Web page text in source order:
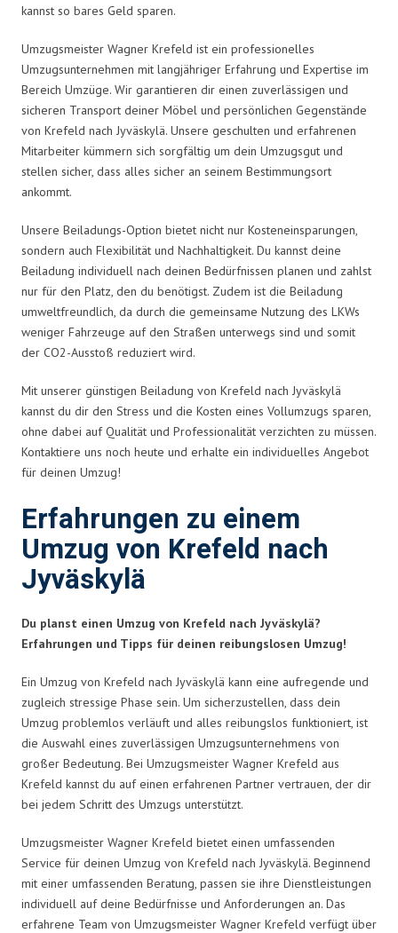
kannst so bares Geld sparen.
Umzugsmeister Wagner Krefeld ist ein professionelles
Umzugsunternehmen mit langjähriger Erfahrung und Expertise im
Bereich Umzüge. Wir garantieren dir einen zuverlässigen und
sicheren Transport deiner Möbel und persönlichen Gegenstände
von Krefeld nach Jyväskylä. Unsere geschulten und erfahrenen
Mitarbeiter kümmern sich sorgfältig um dein Umzugsgut und
stellen sicher, dass alles sicher an seinem Bestimmungsort
ankommt.
Unsere Beiladungs-Option bietet nicht nur Kosteneinsparungen,
sondern auch Flexibilität und Nachhaltigkeit. Du kannst deine
Beiladung individuell nach deinen Bedürfnissen planen und zahlst
nur für den Platz, den du benötigst. Zudem ist die Beiladung
umweltfreundlich, da durch die gemeinsame Nutzung des LKWs
weniger Fahrzeuge auf den Straßen unterwegs sind und somit
der CO2-Ausstoß reduziert wird.
Mit unserer günstigen Beiladung von Krefeld nach Jyväskylä
kannst du dir den Stress und die Kosten eines Vollumzugs sparen,
ohne dabei auf Qualität und Professionalität verzichten zu müssen.
Kontaktiere uns noch heute und erhalte ein individuelles Angebot
für deinen Umzug!
Erfahrungen zu einem
Umzug von Krefeld nach
Jyväskylä
Du planst einen Umzug von Krefeld nach Jyväskylä?
Erfahrungen und Tipps für deinen reibungslosen Umzug!
Ein Umzug von Krefeld nach Jyväskylä kann eine aufregende und
zugleich stressige Phase sein. Um sicherzustellen, dass dein
Umzug problemlos verläuft und alles reibungslos funktioniert, ist
die Auswahl eines zuverlässigen Umzugsunternehmens von
großer Bedeutung. Bei Umzugsmeister Wagner Krefeld aus
Krefeld kannst du auf einen erfahrenen Partner vertrauen, der dir
bei jedem Schritt des Umzugs unterstützt.
Umzugsmeister Wagner Krefeld bietet einen umfassenden
Service für deinen Umzug von Krefeld nach Jyväskylä. Beginnend
mit einer umfassenden Beratung, passen sie ihre Dienstleistungen
individuell auf deine Bedürfnisse und Anforderungen an. Das
erfahrene Team von Umzugsmeister Wagner Krefeld verfügt über